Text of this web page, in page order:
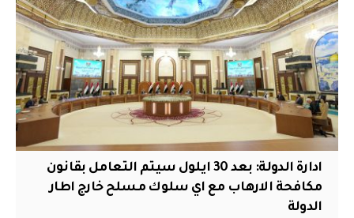
ادارة الدولة: بعد 30 ايلول سيتم التعامل بقانون
مكافحة الارهاب مع اي سلوك مسلح خارج اطار
الدولة